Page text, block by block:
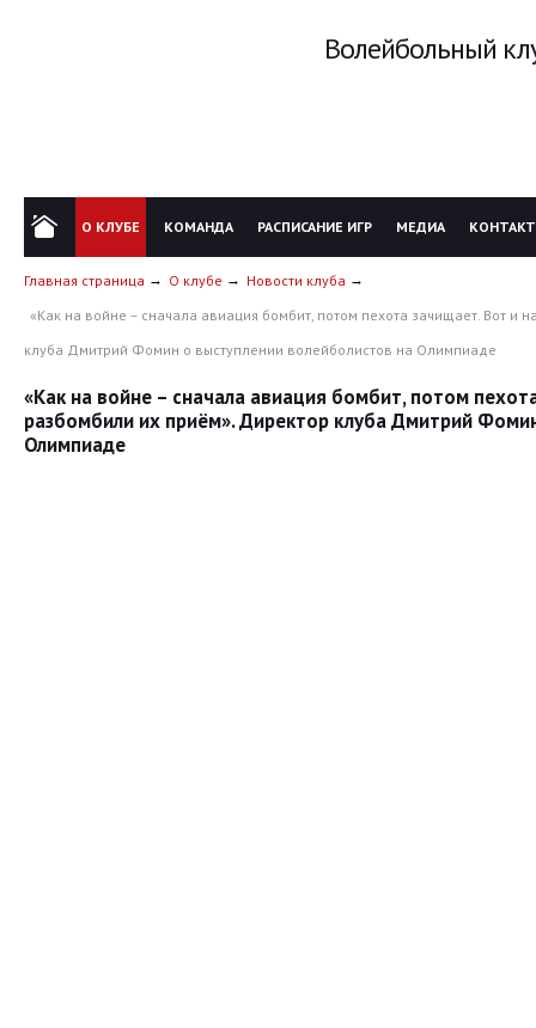
Волейбольный
О КЛУБЕ КОМАНДА РАСПИСАНИЕ ИГР МЕДИА
Главная страница О клубе
Новости клуба
«Как на войне – сначала авиация бомбит, потом пехота зачищает. Вот
клуба Дмитрий Фомин о выступлении волейболистов на Олимпиаде
«Как на войне – сначала авиация бомбит, потом
разбомбили их приём». Директор клуба Дмитрий
Олимпиаде